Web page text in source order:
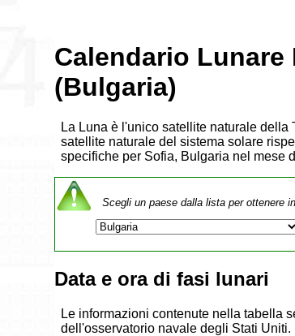
Calendario Lunare
(Bulgaria)
La Luna è l'unico satellite naturale
satellite naturale del sistema solare
specifiche per Sofia, Bulgaria nel mese
Scegli un paese dalla lista per ottenere
Data e ora di fasi lunari
Le informazioni contenute nella tabella
dell'osservatorio navale degli Stati Uniti.